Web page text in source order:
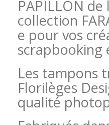
PAPILLON de
collection
e pour vos
scrapbooking
Les tampons
Florilèges
qualité